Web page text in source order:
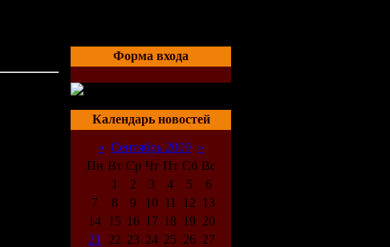
Форма входа
Календарь новостей
« Сентябрь 2009 »
Пн Вт Ср Чт Пт Сб Вс
1
2 3 4 5
6
7
8 9 10 11 12
13
14
15 16 17 18 19 20
21
22 23 24 25 26 27